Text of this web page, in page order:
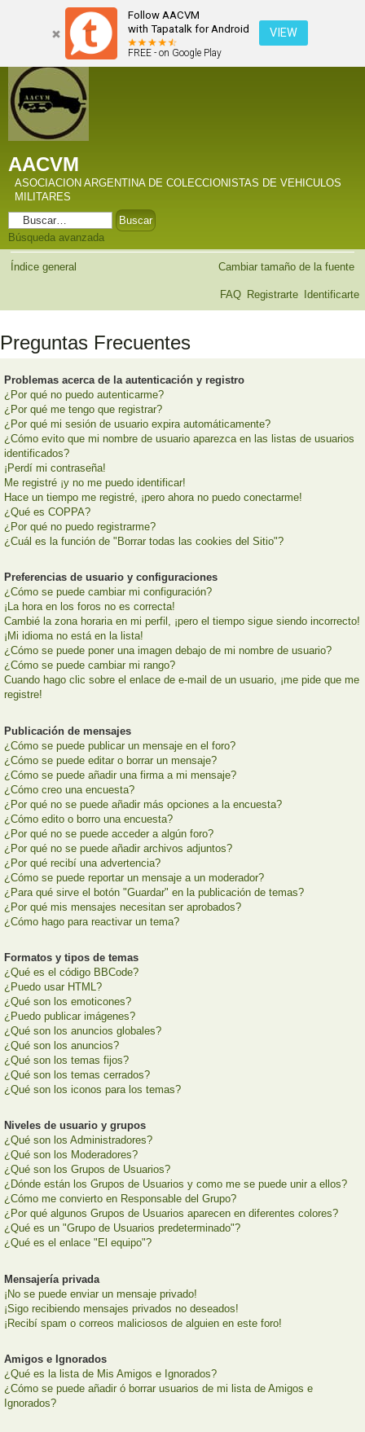
Follow AACVM
with Tapatalk for Android
FREE - on Google Play
VIEW
AACVM
ASOCIACION ARGENTINA DE COLECCIONISTAS DE VEHICULOS
MILITARES
Búsqueda avanzada
Índice general Cambiar tamaño de la fuente
FAQ Registrarte Identificarte
Preguntas Frecuentes
Problemas acerca de la autenticación y registro
¿Por qué no puedo autenticarme?
¿Por qué me tengo que registrar?
¿Por qué mi sesión de usuario expira automáticamente?
¿Cómo evito que mi nombre de usuario aparezca en las listas de usuarios
identificados?
¡Perdí mi contraseña!
Me registré ¡y no me puedo identificar!
Hace un tiempo me registré, ¡pero ahora no puedo conectarme!
¿Qué es COPPA?
¿Por qué no puedo registrarme?
¿Cuál es la función de "Borrar todas las cookies del Sitio"?
Preferencias de usuario y configuraciones
¿Cómo se puede cambiar mi configuración?
¡La hora en los foros no es correcta!
Cambié la zona horaria en mi perfil, ¡pero el tiempo sigue siendo incorrecto!
¡Mi idioma no está en la lista!
¿Cómo se puede poner una imagen debajo de mi nombre de usuario?
¿Cómo se puede cambiar mi rango?
Cuando hago clic sobre el enlace de e-mail de un usuario, ¡me pide que me
registre!
Publicación de mensajes
¿Cómo se puede publicar un mensaje en el foro?
¿Cómo se puede editar o borrar un mensaje?
¿Cómo se puede añadir una firma a mi mensaje?
¿Cómo creo una encuesta?
¿Por qué no se puede añadir más opciones a la encuesta?
¿Cómo edito o borro una encuesta?
¿Por qué no se puede acceder a algún foro?
¿Por qué no se puede añadir archivos adjuntos?
¿Por qué recibí una advertencia?
¿Cómo se puede reportar un mensaje a un moderador?
¿Para qué sirve el botón "Guardar" en la publicación de temas?
¿Por qué mis mensajes necesitan ser aprobados?
¿Cómo hago para reactivar un tema?
Formatos y tipos de temas
¿Qué es el código BBCode?
¿Puedo usar HTML?
¿Qué son los emoticones?
¿Puedo publicar imágenes?
¿Qué son los anuncios globales?
¿Qué son los anuncios?
¿Qué son los temas fijos?
¿Qué son los temas cerrados?
¿Qué son los iconos para los temas?
Niveles de usuario y grupos
¿Qué son los Administradores?
¿Qué son los Moderadores?
¿Qué son los Grupos de Usuarios?
¿Dónde están los Grupos de Usuarios y como me se puede unir a ellos?
¿Cómo me convierto en Responsable del Grupo?
¿Por qué algunos Grupos de Usuarios aparecen en diferentes colores?
¿Qué es un "Grupo de Usuarios predeterminado"?
¿Qué es el enlace "El equipo"?
Mensajería privada
¡No se puede enviar un mensaje privado!
¡Sigo recibiendo mensajes privados no deseados!
¡Recibí spam o correos maliciosos de alguien en este foro!
Amigos e Ignorados
¿Qué es la lista de Mis Amigos e Ignorados?
¿Cómo se puede añadir ó borrar usuarios de mi lista de Amigos e
Ignorados?